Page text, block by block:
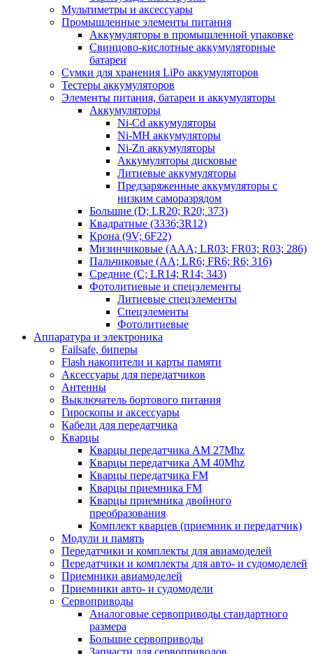
Мультиметры и аксессуары
Промышленные элементы питания
Аккумуляторы в промышленной упаковке
Свинцово-кислотные аккумуляторные
батареи
Сумки для хранения LiPo аккумуляторов
Тестеры аккумуляторов
Элементы питания, батареи и аккумуляторы
Аккумуляторы
Ni-Cd аккумуляторы
Ni-MH аккумуляторы
Ni-Zn аккумуляторы
Аккумуляторы дисковые
Литиевые аккумуляторы
Предзаряженные аккумуляторы с
низким саморазрядом
Большие (D; LR20; R20; 373)
Квадратные (3336;3R12)
Крона (9V; 6F22)
Мизинчиковые (AAA; LR03; FR03; R03; 286)
Пальчиковые (AA; LR6; FR6; R6; 316)
Средние (C; LR14; R14; 343)
Фотолитиевые и спецэлементы
Литиевые спецэлементы
Спецэлементы
Фотолитиевые
Аппаратура и электроника
Failsafe, биперы
Flash накопители и карты памяти
Аксессуары для передатчиков
Антенны
Выключатель бортового питания
Гироскопы и аксессуары
Кабели для передатчика
Кварцы
Кварцы передатчика AM 27Mhz
Кварцы передатчика AM 40Mhz
Кварцы передатчика FM
Кварцы приемника FM
Кварцы приемника двойного
преобразования
Комплект кварцев (приемник и передатчик)
Модули и память
Передатчики и комплекты для авиамоделей
Передатчики и комплекты для авто- и судомоделей
Приемники авиамоделей
Приемники авто- и судомодели
Сервоприводы
Аналоговые сервоприводы стандартного
размера
Большие сервоприводы
Запчасти для сервоприводов